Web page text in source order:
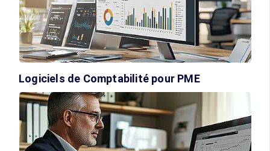
Logiciels de Comptabilité pour PME